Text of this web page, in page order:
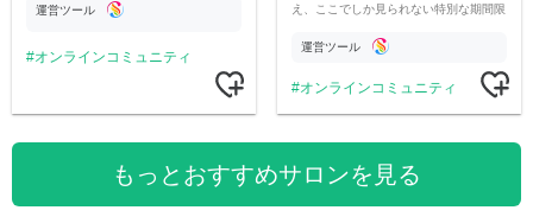
運営ツール
オンラインコミュニティ
え、ここでしか見られない特別な期間限
運営ツール
オンラインコミュニティ
もっとおすすめサロンを見る